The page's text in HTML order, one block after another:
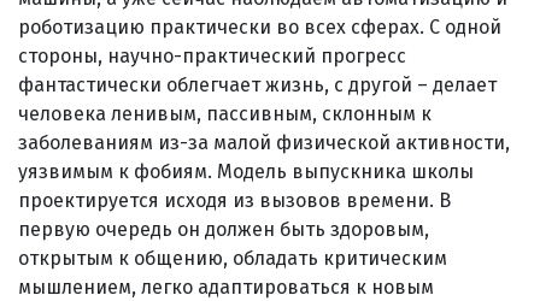
роботизацию практически во всех сферах. С одной
стороны, научно-практический прогресс
фантастически облегчает жизнь, с другой – делает
человека ленивым, пассивным, склонным к
заболеваниям из-за малой физической активности,
уязвимым к фобиям. Модель выпускника школы
проектируется исходя из вызовов времени. В
первую очередь он должен быть здоровым,
открытым к общению, обладать критическим
мышлением, легко адаптироваться к новым